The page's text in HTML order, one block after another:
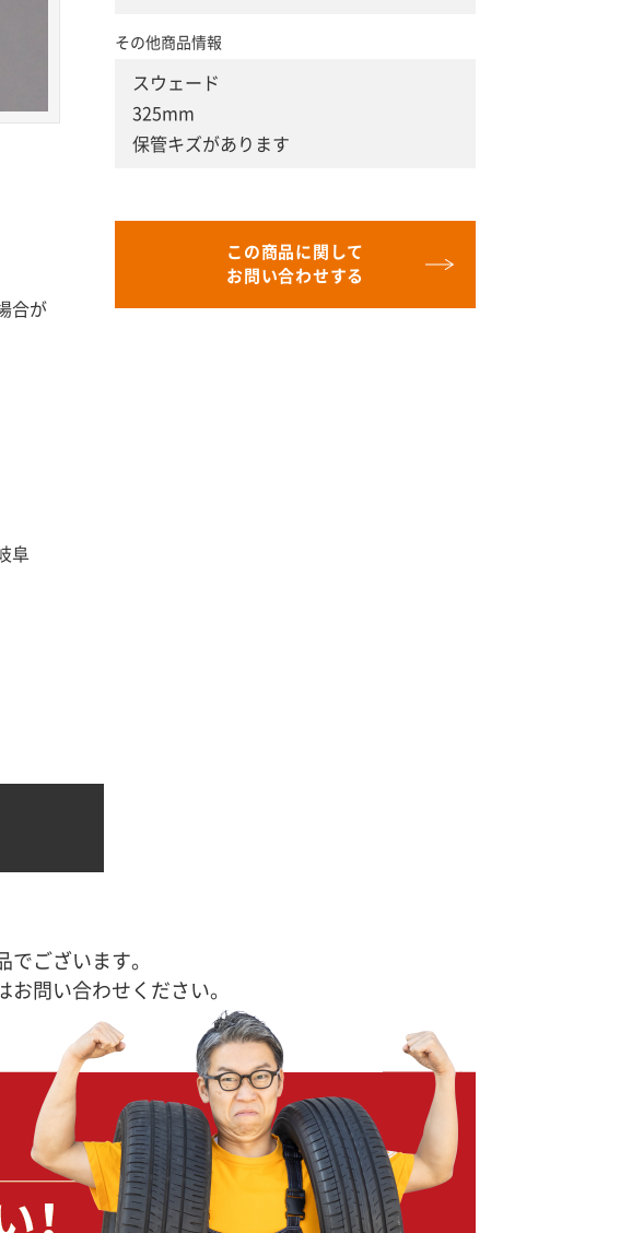
合が
阜
その他商品情報
スウェード
325mm
保管キズがあります
この商品に関して
お問い合わせする
ございます。
問い合わせください。